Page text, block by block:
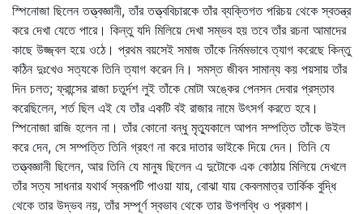
স্পিনোজা ছিলেন তত্ত্বজ্ঞানী, তাঁর তত্ত্ববিচারকে তাঁর ব্যক্তিগত পরিচয় থেকে স্বতন্ত্র
করে দেখা যেতে পারে। কিন্তু যদি মিলিয়ে দেখা সম্ভব হয় তবে তাঁর রচনা আমাদের
কাছে উজ্জ্বল হয়ে ওঠে। প্রথম বয়সেই সমাজ তাঁকে নির্মমভাবে ত্যাগ করেছে কিন্তু
কঠিন দুঃখেও সত্যকে তিনি ত্যাগ করেন নি। সমস্ত জীবন সামান্য কয় পয়সায় তাঁর
দিন চলত; ফ্রান্সের রাজা চতুর্দশ লুই তাঁকে মোটা অঙ্কের পেনসন দেবার প্রস্তাব
করেছিলেন, শর্ত ছিল এই যে তাঁর একটি বই রাজার নামে উৎসর্গ করতে হবে।
স্পিনোজা রাজি হলেন না। তাঁর কোনো বন্ধু মৃত্যুকালে আপন সম্পত্তি তাঁকে উইল
করে দেন, সে সম্পত্তি তিনি গ্রহণ না করে দাতার ভাইকে দিয়ে দেন। তিনি যে
তত্ত্বজ্ঞানী ছিলেন, আর তিনি যে মানুষ ছিলেন এ দুটোকে এক কোঠায় মিলিয়ে দেখলে
তাঁর সত্য সাধনার যথার্থ স্বরূপটি পাওয়া যায়, বোঝা যায় কেবলমাত্র তার্কিক বুদ্ধি
থেকে তার উদ্ভব নয়, তাঁর সম্পূর্ণ স্বভাব থেকে তার উপলব্ধি ও প্রকাশ।